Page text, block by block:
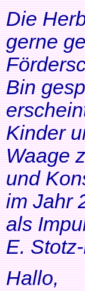
Die
gerne
Bin
Kinder
Waage
und
im Jahr
als
E.
Hallo,